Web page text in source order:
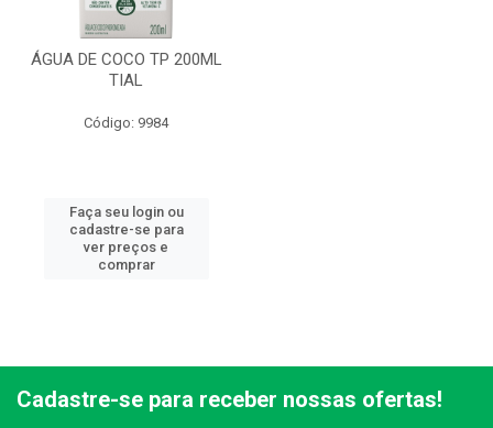
ÁGUA DE COCO TP 200ML
TIAL
Código: 9984
Faça seu login ou
cadastre-se para
ver preços e
comprar
Cadastre-se para receber nossas ofertas!